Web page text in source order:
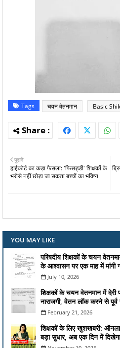
Tags चयन वेतनमान Basic
पुराने
हाईकोर्ट का कड़ा फैसला: 'फिसड्डी' शिक्षकों के
भरोसे नहीं छोड़ा जा सकता बच्चों का भविष्य
YOU MAY LIKE
परिषदीय शिक्षकों के चयन
के आश्वासन पर एक माह में मांगी
July 10, 2026
शिक्षकों के चयन वेतनमान में देरी
नाराजगी, वेतन लॉक करने से
February 21, 2026
शिक्षकों के लिए खुशखबरी:
बड़ा सुधार, अब एक दिन में